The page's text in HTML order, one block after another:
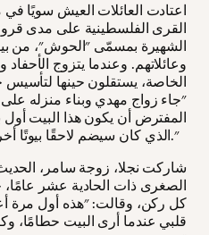
اعتادت العائلات العيش سويًا
القرى الفلسطينية على مدى
الشهيرة بمسمّى "الحوش"، من
وعائلاتهم. وعندما يتزوج
الخاصة، يستقلون حينها
"جاء زواج مهدي وبناء منزله
المفترض أن يكون هذا البيت
الذي كان سيضم لاحقًا بيوتًا أخرى عند زواج إخوة مهدي."
شاركت نجلا، زوجة سامر،
الصغرى ذات الحادية عشر
كل ركن، وقالت: "هذه أول مرة
قلبي عندما أرى البيت حطامًا،